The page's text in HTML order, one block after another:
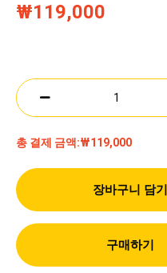
₩119,000
총 결제 금액:₩119,000
장바구니 담기
구매하기